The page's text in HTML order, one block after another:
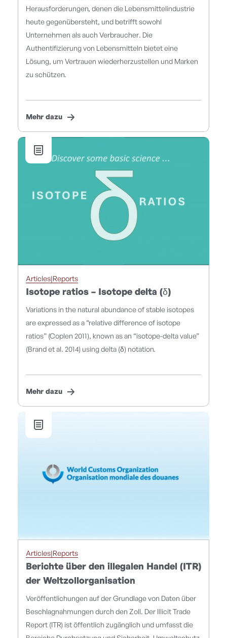
Herausforderungen, denen die Lebensmittelindustrie
heute gegenübersteht, und betrifft sowohl
Unternehmen als auch Verbraucher. Die
Authentifizierung von Lebensmitteln bietet eine
Lösung, um Vertrauen wiederherzustellen und Marken
zu schützen.
Mehr dazu
Articles|Reports
Isotope ratios – Isotope delta (δ)
Variations in the natural abundance of stable isotopes
are expressed as a “relative difference of isotope
ratios” (Coplen 2011), known as an “isotope-delta value”
(Brand et al. 2014) using delta (δ) notation.
Mehr dazu
Articles|Reports
Berichte über den illegalen Handel (ITR)
der Weltzollorganisation
Veröffentlichungen auf der Grundlage von Daten über
Beschlagnahmungen durch den Zoll. Der Illicit Trade
Report (ITR) ist öffentlich zugänglich und umfasst die